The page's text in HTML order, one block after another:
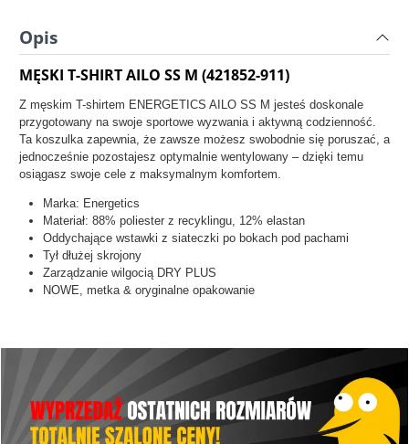
Opis
MĘSKI T-SHIRT AILO SS M (421852-911)
Z męskim T-shirtem ENERGETICS AILO SS M jesteś doskonale
przygotowany na swoje sportowe wyzwania i aktywną codzienność.
Ta koszulka zapewnia, że zawsze możesz swobodnie się poruszać, a
jednocześnie pozostajesz optymalnie wentylowany – dzięki temu
osiągasz swoje cele z maksymalnym komfortem.
Marka: Energetics
Materiał: 88% poliester z recyklingu, 12% elastan
Oddychające wstawki z siateczki po bokach pod pachami
Tył dłużej skrojony
Zarządzanie wilgocią DRY PLUS
NOWE, metka & oryginalne opakowanie